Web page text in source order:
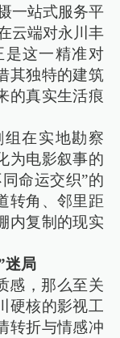
一站式服务平
云端对永川丰
是这一精准对
其独特的建筑
的真实生活痕
在实地勘察
为电影叙事的
命运交织”的
转角、邻里距
内复制的现实
迷局
感，那么至关
硬核的影视工
转折与情感冲